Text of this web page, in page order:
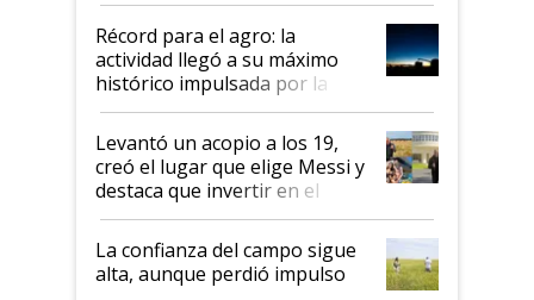
diez dólares y sostuvo el
liderazgo en un semestre
récord
Récord para el agro: la
actividad llegó a su máximo
histórico impulsada por la
cosecha y las exportaciones
Levantó un acopio a los 19,
creó el lugar que elige Messi y
destaca que invertir en el
kirchnerismo era como "darle
plata a un hijo para droga":
Juan Félix Rossetti, el libertario
que de una dura crisis salió
La confianza del campo sigue
alta, aunque perdió impulso